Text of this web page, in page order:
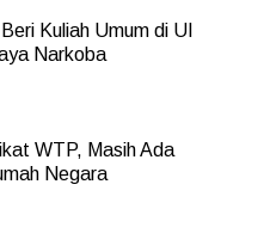
Kuliah Umum di UI
Narkoba
WTP, Masih Ada
Negara